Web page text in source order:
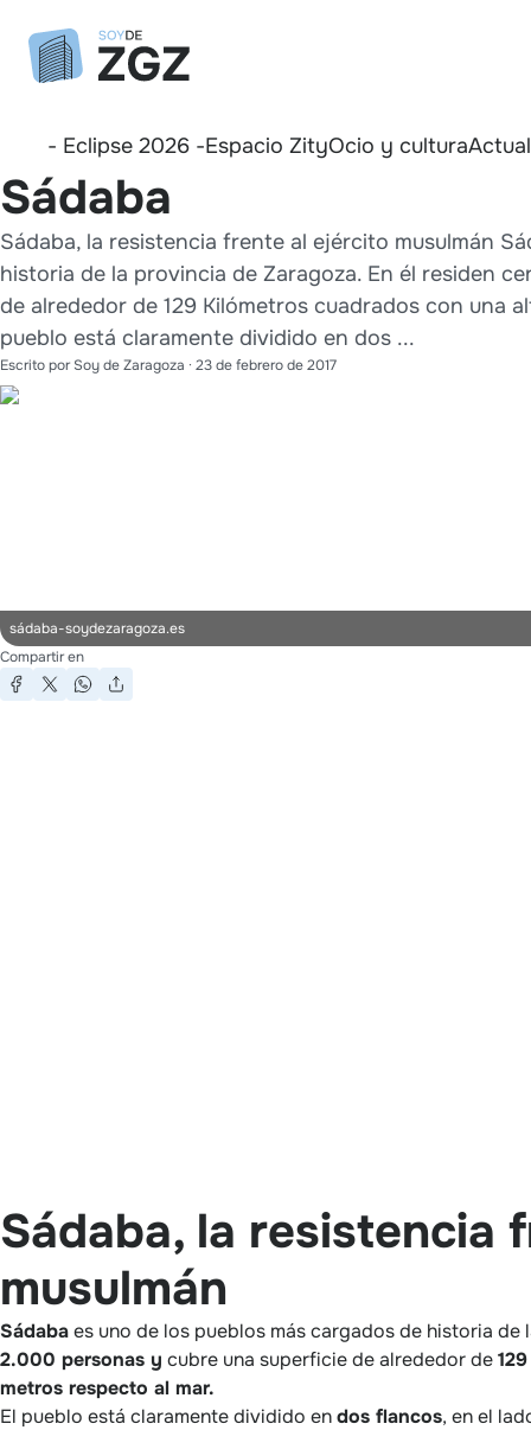
- Eclipse 2026 -Espacio ZityOcio y cultura
Sádaba
Sádaba, la resistencia frente al ejército musulmán
historia de la provincia de Zaragoza. En él residen
de alrededor de 129 Kilómetros cuadrados con una
pueblo está claramente dividido en dos ...
Escrito porSoy de Zaragoza · 23 de febrero de 2017
sádaba-soydezaragoza.es
Compartir en
Sádaba, la resistencia
musulmán
Sádabaes uno de los pueblos más cargados de historia
2.000 personas y cubre una superficie de alrededor de
metros respecto al mar.
El pueblo está claramente dividido endos flancos, en el